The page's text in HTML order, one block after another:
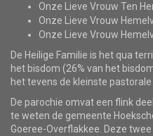
Onze Lieve Vrouw Ten
Onze Lieve Vrouw
Onze Lieve Vrouw
De Heilige Familie is het qua
het bisdom (26% van het
het tevens de kleinste pastorale
De parochie omvat een flink
te weten de gemeente
Goeree-Overflakkee. Deze